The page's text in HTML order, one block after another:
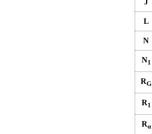
L
N
N1
RG
R1
Rα